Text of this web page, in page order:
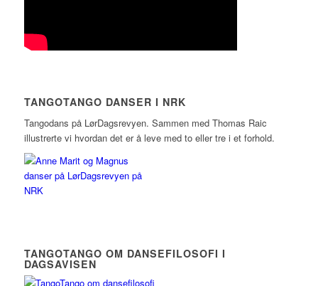
TANGOTANGO DANSER I NRK
Tangodans på LørDagsrevyen. Sammen med Thomas Raic
illustrerte vi hvordan det er å leve med to eller tre i et forhold.
TANGOTANGO OM DANSEFILOSOFI I
DAGSAVISEN